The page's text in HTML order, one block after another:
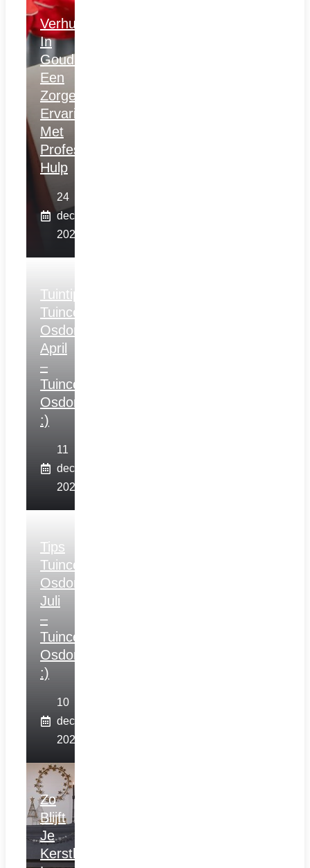
Verhuizen
In
Gouda:
Een
Zorgeloze
Ervaring
Met
Professionele
Hulp
24
december
2025
Tuintips
Tuincentrum
Osdorp
April
–
Tuincentrum
Osdorp
:)
11
december
2025
Tips
Tuincentrum
Osdorp
Juli
–
Tuincentrum
Osdorp
:)
10
december
2025
Zo
Blijft
Je
Kerstboom